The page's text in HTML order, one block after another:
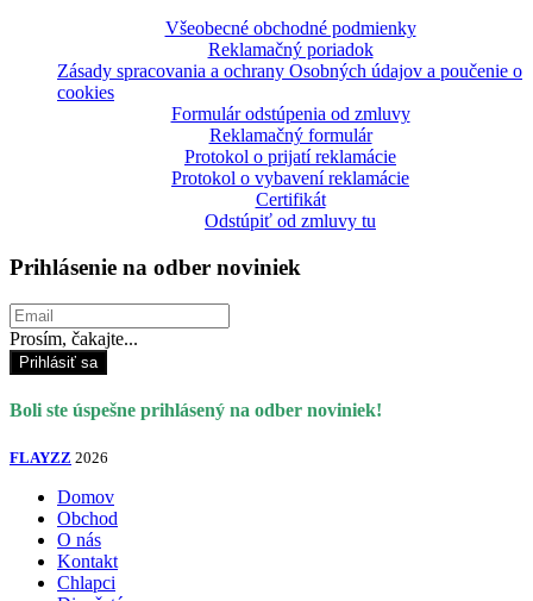
Všeobecné obchodné podmienky
Reklamačný poriadok
Zásady spracovania a ochrany Osobných údajov a poučenie o
cookies
Formulár odstúpenia od zmluvy
Reklamačný formulár
Protokol o prijatí reklamácie
Protokol o vybavení reklamácie
Certifikát
Odstúpiť od zmluvy tu
Prihlásenie na odber noviniek
Prosím, čakajte...
Prihlásiť sa
Boli ste úspešne prihlásený na odber noviniek!
FLAYZZ 2026
Domov
Obchod
O nás
Kontakt
Chlapci